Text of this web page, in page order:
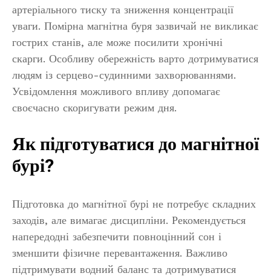
артеріального тиску та зниження концентрації
уваги. Помірна магнітна буря зазвичай не викликає
гострих станів, але може посилити хронічні
скарги. Особливу обережність варто дотримуватися
людям із серцево-судинними захворюваннями.
Усвідомлення можливого впливу допомагає
своєчасно скоригувати режим дня.
Як підготуватися до магнітної
бурі?
Підготовка до магнітної бурі не потребує складних
заходів, але вимагає дисципліни. Рекомендується
напередодні забезпечити повноцінний сон і
зменшити фізичне перевантаження. Важливо
підтримувати водний баланс та дотримуватися